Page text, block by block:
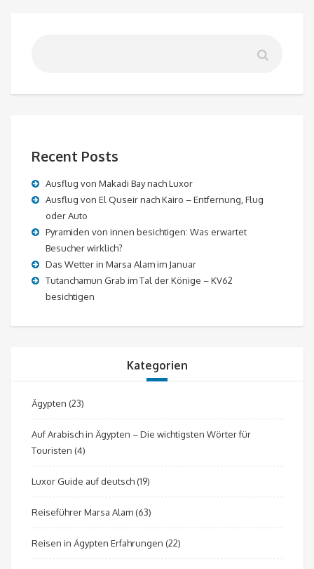
Recent Posts
Ausflug von Makadi Bay nach Luxor
Ausflug von El Quseir nach Kairo – Entfernung, Flug
oder Auto
Pyramiden von innen besichtigen: Was erwartet
Besucher wirklich?
Das Wetter in Marsa Alam im Januar
Tutanchamun Grab im Tal der Könige – KV62
besichtigen
Kategorien
Ägypten (23)
Auf Arabisch in Ägypten – Die wichtigsten Wörter für
Touristen (4)
Luxor Guide auf deutsch(19)
Reiseführer Marsa Alam(63)
Reisen in Ägypten Erfahrungen (22)